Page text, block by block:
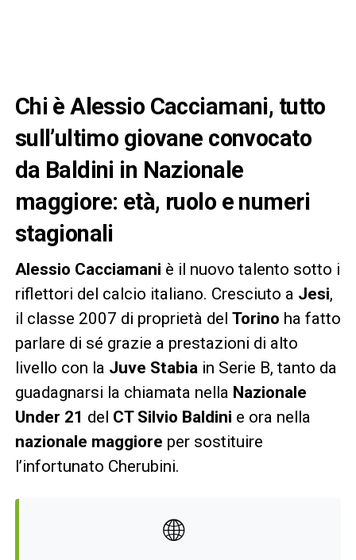
Chi è Alessio Cacciamani, tutto
sull’ultimo giovane convocato
da Baldini in Nazionale
maggiore: età, ruolo e numeri
stagionali
Alessio Cacciamani è il nuovo talento sotto i
riflettori del calcio italiano. Cresciuto a Jesi,
il classe 2007 di proprietà del Torino ha fatto
parlare di sé grazie a prestazioni di alto
livello con la Juve Stabiain Serie B, tanto da
guadagnarsi la chiamata nella Nazionale
Under 21 del CT Silvio Baldini e ora nella
nazionale maggiore per sostituire
l’infortunato Cherubini.
🌐